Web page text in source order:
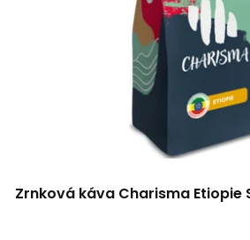
Zrnková káva Charisma Etiopie